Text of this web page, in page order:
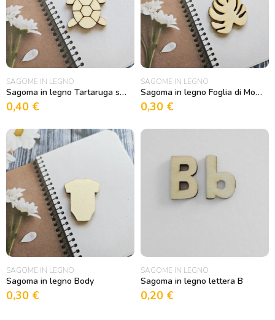
SAGOME IN LEGNO
Sagoma in legno Tartaruga stilizzata
0,40 €
SAGOME IN LEGNO
Sagoma in legno Foglia di Monstera
0,30 €
SAGOME IN LEGNO
Sagoma in legno Body
0,30 €
SAGOME IN LEGNO
Sagoma in legno lettera B
0,20 €